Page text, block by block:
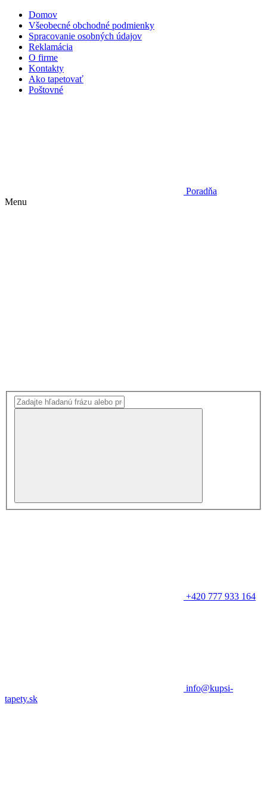
Domov
Všeobecné obchodné podmienky
Spracovanie osobných údajov
Reklamácia
O firme
Kontakty
Ako tapetovať
Poštovné
Poradňa
Menu
+420 777 933 164
info@kupsi-
tapety.sk